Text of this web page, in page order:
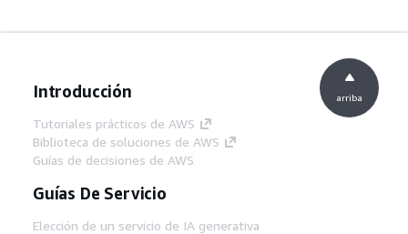
Introducción
Tutoriales prácticos de AWS
Biblioteca de soluciones de AWS
Guías de decisiones de AWS
Guías De Servicio
Elección de un servicio de IA generativa
arriba